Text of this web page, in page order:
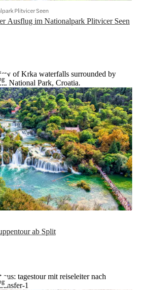
Ausflug im Nationalpark Plitvicer Seen
Plitvicer Seen
of Krka waterfalls surrounded by
National Park, Croatia.
ab Split
tagestour mit reiseleiter nach
1